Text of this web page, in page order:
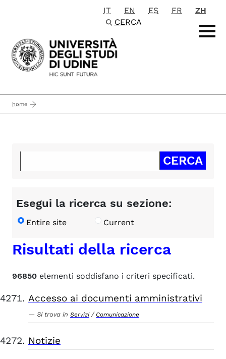
Passa al contenuto principale
IT EN ES FR
ZH
CERCA
home
Esegui la ricerca su sezione:
Entire site Current
Risultati della ricerca
96850 elementi soddisfano i criteri specificati.
Accesso ai documenti amministrativi
Si trova in Servizi / Comunicazione
Notizie